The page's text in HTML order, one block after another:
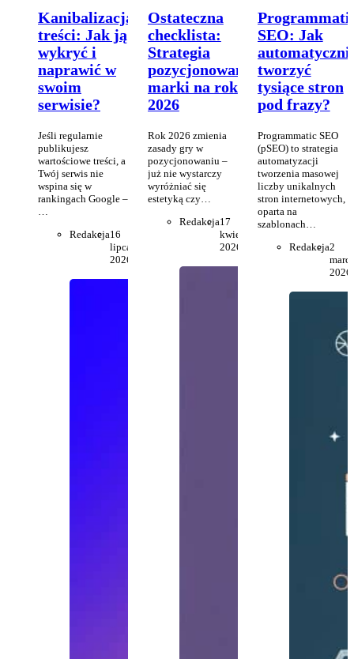
Kanibalizacja
treści: Jak ją
wykryć i
naprawić w
swoim
serwisie?
Jeśli regularnie
publikujesz
wartościowe treści, a
Twój serwis nie
wspina się w
rankingach Google –
Redakcja16
lipca
2026
Ostateczna
checklista:
Strategia
pozycjonowania
marki na rok
2026
Rok 2026 zmienia
zasady gry w
pozycjonowaniu –
już nie wystarczy
wyróżniać się
estetyką czy…
Redakcja17
kwietnia
2026
SEO: Jak
tworzyć
tysiące stron
pod frazy?
Programmatic SEO
(pSEO) to strategia
automatyzacji
tworzenia masowej
liczby unikalnych
stron internetowych,
oparta na
szablonach…
Redakcja2
marca
2026